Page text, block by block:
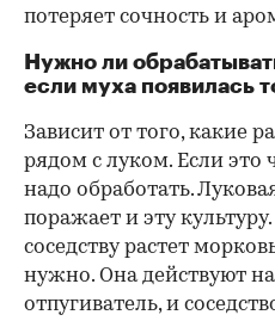
потеряет сочность и
Нужно ли
если муха появилась
Зависит от того, какие
рядом с луком. Если это
надо обработать.
поражает и эту
соседству растет
нужно. Она действуют
отпугиватель, и